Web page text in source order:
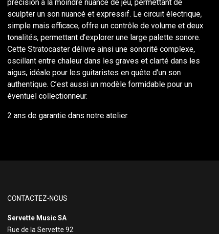
précision à la moindre nuance de jeu, permettant de
sculpter un son nuancé et expressif. Le circuit électrique,
simple mais efficace, offre un contrôle de volume et deux
tonalités, permettant d’explorer une large palette sonore.
Cette Stratocaster délivre ainsi une sonorité complexe,
oscillant entre chaleur dans les graves et clarté dans les
aigus, idéale pour les guitaristes en quête d'un son
authentique. C’est aussi un modèle formidable pour un
éventuel collectionneur.
2 ans de garantie dans notre atelier.
CONTACTEZ-NOUS
Servette Music SA
Rue de la Servette 92